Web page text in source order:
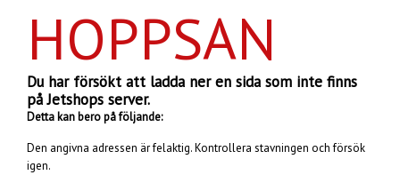
HOPPSAN
Du har försökt att ladda ner en sida som inte finns
på Jetshops server.
Detta kan bero på följande:
Den angivna adressen är felaktig. Kontrollera stavningen och försök
igen.